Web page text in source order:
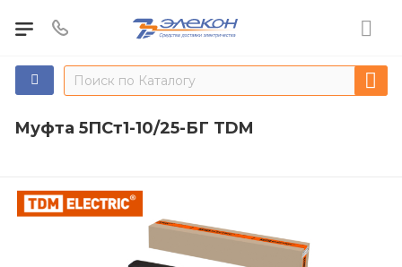
Муфта 5ПСт1-10/25-БГ TDM